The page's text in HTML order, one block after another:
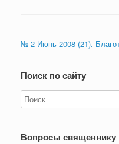
№ 2 Июнь 2008 (21).
Поиск по сайту
Вопросы священнику